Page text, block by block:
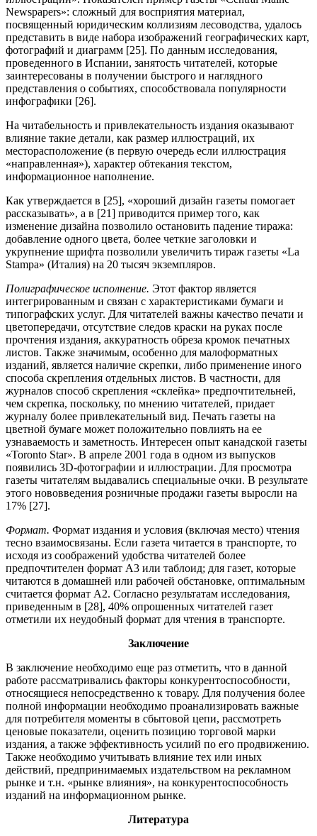
Newspapers»: сложный для восприятия материал,
посвященный юридическим коллизиям лесоводства, удалось
представить в виде набора изображений географических карт,
фотографий и диаграмм [25]. По данным исследования,
проведенного в Испании, занятость читателей, которые
заинтересованы в получении быстрого и наглядного
представления о событиях, способствовала популярности
инфографики [26].
На читабельность и привлекательность издания оказывают
влияние такие детали, как размер иллюстраций, их
месторасположение (в первую очередь если иллюстрация
«направленная»), характер обтекания текстом,
информационное наполнение.
Как утверждается в [25], «хороший дизайн газеты помогает
рассказывать», а в [21] приводится пример того, как
изменение дизайна позволило остановить падение тиража:
добавление одного цвета, более четкие заголовки и
укрупнение шрифта позволили увеличить тираж газеты «La
Stampa» (Италия) на 20 тысяч экземпляров.
Полиграфическое исполнение. Этот фактор является
интегрированным и связан с характеристиками бумаги и
типографских услуг. Для читателей важны качество печати и
цветопередачи, отсутствие следов краски на руках после
прочтения издания, аккуратность обреза кромок печатных
листов. Также значимым, особенно для малоформатных
изданий, является наличие скрепки, либо применение иного
способа скрепления отдельных листов. В частности, для
журналов способ скрепления «склейка» предпочтительней,
чем скрепка, поскольку, по мнению читателей, придает
журналу более привлекательный вид. Печать газеты на
цветной бумаге может положительно повлиять на ее
узнаваемость и заметность. Интересен опыт канадской газеты
«Toronto Star». В апреле 2001 года в одном из выпусков
появились 3D-фотографии и иллюстрации. Для просмотра
газеты читателям выдавались специальные очки. В результате
этого нововведения розничные продажи газеты выросли на
17% [27].
Формат. Формат издания и условия (включая место) чтения
тесно взаимосвязаны. Если газета читается в транспорте, то
исходя из соображений удобства читателей более
предпочтителен формат А3 или таблоид; для газет, которые
читаются в домашней или рабочей обстановке, оптимальным
считается формат А2. Согласно результатам исследования,
приведенным в [28], 40% опрошенных читателей газет
отметили их неудобный формат для чтения в транспорте.
Заключение
В заключение необходимо еще раз отметить, что в данной
работе рассматривались факторы конкурентоспособности,
относящиеся непосредственно к товару. Для получения более
полной информации необходимо проанализировать важные
для потребителя моменты в сбытовой цепи, рассмотреть
ценовые показатели, оценить позицию торговой марки
издания, а также эффективность усилий по его продвижению.
Также необходимо учитывать влияние тех или иных
действий, предпринимаемых издательством на рекламном
рынке и т.н. «рынке влияния», на конкурентоспособность
изданий на информационном рынке.
Литература